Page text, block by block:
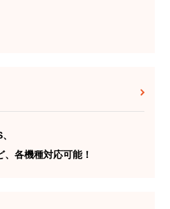
各機種対応可能！